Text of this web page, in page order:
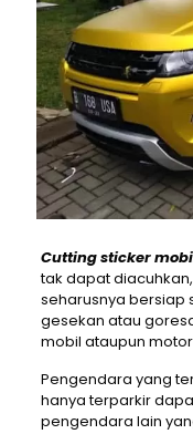
Cutting sticker
tak dapat
seharusnya bersiap
gesekan atau
mobil ataupun
Pengendara yang
hanya terparkir
pengendara lain